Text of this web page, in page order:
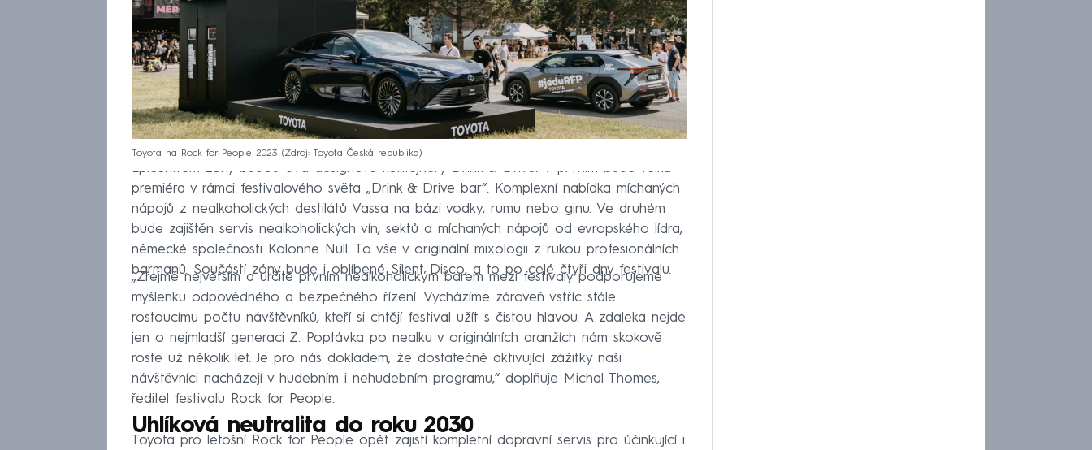
Toyota na Rock for People 2023 Zdroj: Toyota Česká republika
Epicentrem zóny budou dva designové kontejnery Drink & Drive. V prvním bude velká
premiéra v rámci festivalového světa „Drink & Drive bar“. Komplexní nabídka míchaných
nápojů z nealkoholických destilátů Vassa na bázi vodky, rumu nebo ginu. Ve druhém
bude zajištěn servis nealkoholických vín, sektů a míchaných nápojů od evropského lídra,
německé společnosti Kolonne Null. To vše v originální mixologii z rukou profesionálních
barmanů. Součástí zóny bude i oblíbené Silent Disco, a to po celé čtyři dny festivalu.
„Zřejmě největším a určitě prvním nealkoholickým barem mezi festivaly podporujeme
myšlenku odpovědného a bezpečného řízení. Vycházíme zároveň vstříc stále
rostoucímu počtu návštěvníků, kteří si chtějí festival užít s čistou hlavou. A zdaleka nejde
jen o nejmladší generaci Z. Poptávka po nealku v originálních aranžích nám skokově
roste už několik let. Je pro nás dokladem, že dostatečně aktivující zážitky naši
návštěvníci nacházejí v hudebním i nehudebním programu,“ doplňuje Michal Thomes,
ředitel festivalu Rock for People.
Uhlíková neutralita do roku 2030
Toyota pro letošní Rock for People opět zajistí kompletní dopravní servis pro účinkující i